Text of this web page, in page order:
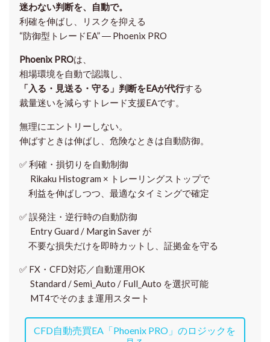
迷わない判断を、自動で。
利確を伸ばし、リスクを抑える
“防御型トレードEA” ― Phoenix PRO
Phoenix PROは、
相場環境を自動で認識し、
「入る・見送る・守る」判断をEAが代行する
裁量迷いを減らすトレード支援EAです。
無理にエントリーしない。
伸ばすときは伸ばし、危険なときは自動防御。
✅利確・損切りを自動制御
Rikaku Histogram × トレーリングストップで
利益を伸ばしつつ、最適なタイミングで確定
✅誤発注・逆行時の自動防御
Entry Guard / Margin Saver が
不要な損失だけを即時カットし、証拠金を守る
✅ FX・CFD対応／自動運用OK
Standard / Semi_Auto / Full_Auto を選択可能
MT4でそのまま運用スタート
CFD自動売買EA「Phoenix PRO」のロジックを